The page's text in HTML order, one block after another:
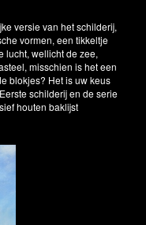
versie van het schilderij,
vormen, een tikkeltje
lucht, wellicht de zee,
misschien is het een
blokjes? Het is uw keus
schilderij en de serie
houten baklijst